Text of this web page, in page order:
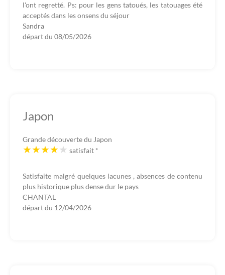
l'ont regretté. Ps: pour les gens tatoués, les tatouages été
acceptés dans les onsens du séjour
Sandra
départ du 08/05/2026
Japon
Grande découverte du Japon
satisfait *
Satisfaite malgré quelques lacunes , absences de contenu
plus historique plus dense dur le pays
CHANTAL
départ du 12/04/2026